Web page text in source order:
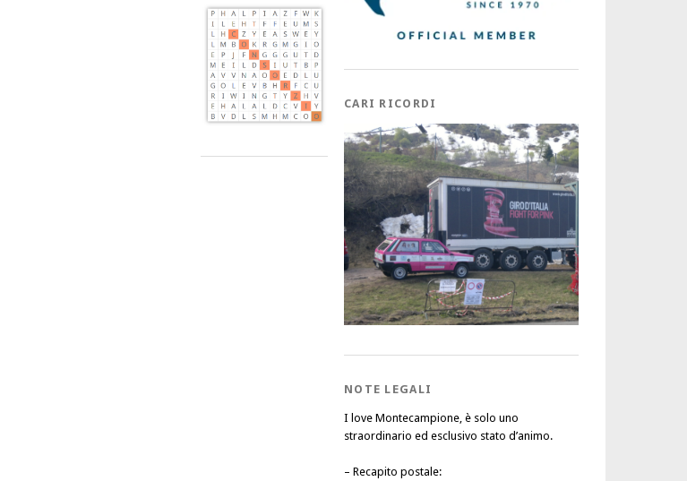
CARI RICORDI
NOTE LEGALI
I love Montecampione, è solo uno
straordinario ed esclusivo stato d’animo.
– Recapito postale: